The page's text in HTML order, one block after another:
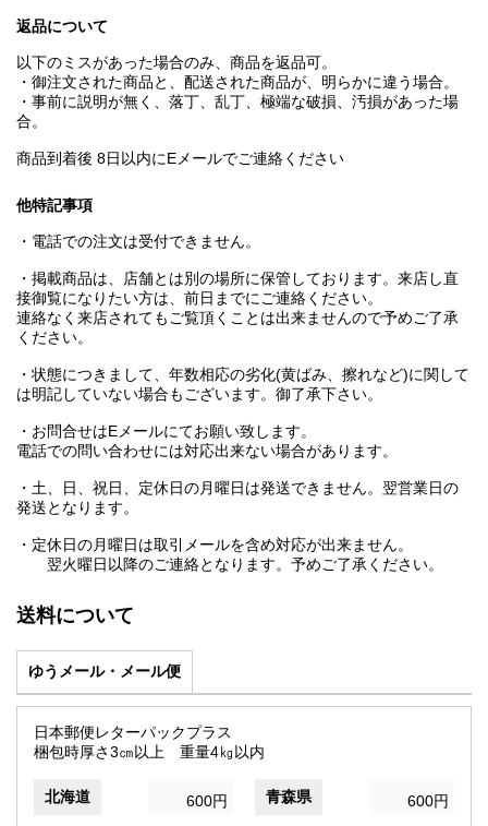
返品について
以下のミスがあった場合のみ、商品を返品可。
・御注文された商品と、配送された商品が、明らかに違う場合。
・事前に説明が無く、落丁、乱丁、極端な破損、汚損があった場
合。
商品到着後 8日以内にEメールでご連絡ください
他特記事項
・電話での注文は受付できません。
・掲載商品は、店舗とは別の場所に保管しております。来店し直
接御覧になりたい方は、前日までにご連絡ください。
連絡なく来店されてもご覧頂くことは出来ませんので予めご了承
ください。
・状態につきまして、年数相応の劣化(黄ばみ、擦れなど)に関して
は明記していない場合もございます。御了承下さい。
・お問合せはEメールにてお願い致します。
電話での問い合わせには対応出来ない場合があります。
・土、日、祝日、定休日の月曜日は発送できません。翌営業日の
発送となります。
・定休日の月曜日は取引メールを含め対応が出来ません。
翌火曜日以降のご連絡となります。予めご了承ください。
送料について
ゆうメール・メール便
日本郵便レターパックプラス
梱包時厚さ3㎝以上 重量4㎏以内
北海道 600円 青森県 600円